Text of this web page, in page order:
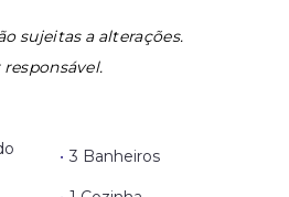
sujeitas a alterações.
• 3 Banheiros